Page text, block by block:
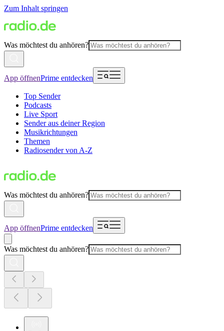
Zum Inhalt springen
Was möchtest du anhören?
App öffnenPrime entdecken
Top Sender
Podcasts
Live Sport
Sender aus deiner Region
Musikrichtungen
Themen
Radiosender von A-Z
Was möchtest du anhören?
App öffnenPrime entdecken
Was möchtest du anhören?